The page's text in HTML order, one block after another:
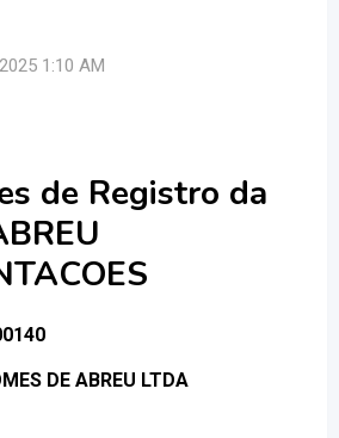
1:10 AM
de Registro da
DE ABREU LTDA